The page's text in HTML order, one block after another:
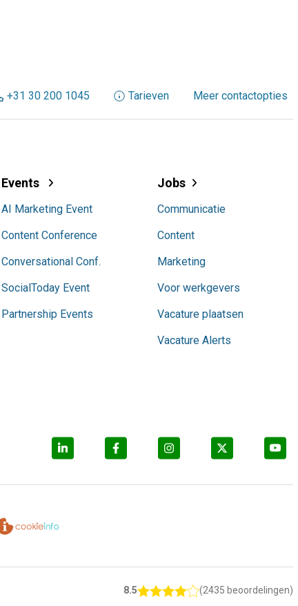
+31 30 200 1045 Tarieven Meer contactopties
Events
AI Marketing Event
Content Conference
Conversational Conf.
SocialToday Event
Partnership Events
Jobs
Communicatie
Content
Marketing
Voor werkgevers
Vacature plaatsen
Vacature Alerts
8.5 (2435 beoordelingen)